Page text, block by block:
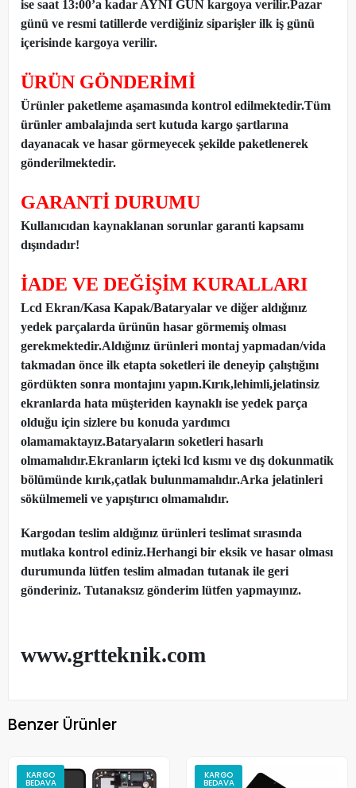
ise saat 13:00’a kadar AYNI GÜN kargoya verilir.Pazar
günü ve resmi tatillerde verdiğiniz siparişler ilk iş günü
içerisinde kargoya verilir.
ÜRÜN GÖNDERİMİ
Ürünler paketleme aşamasında kontrol edilmektedir.Tüm
ürünler ambalajında sert kutuda kargo şartlarına
dayanacak ve hasar görmeyecek şekilde paketlenerek
gönderilmektedir.
GARANTİ DURUMU
Kullanıcıdan kaynaklanan sorunlar garanti kapsamı
dışındadır!
İADE VE DEĞİŞİM KURALLARI
Lcd Ekran/Kasa Kapak/Bataryalar ve diğer aldığınız
yedek parçalarda ürünün hasar görmemiş olması
gerekmektedir.Aldığınız ürünleri montaj yapmadan/vida
takmadan önce ilk etapta soketleri ile deneyip çalıştığını
gördükten sonra montajını yapın.Kırık,lehimli,jelatinsiz
ekranlarda hata müşteriden kaynaklı ise yedek parça
olduğu için sizlere bu konuda yardımcı
olamamaktayız.Bataryaların soketleri hasarlı
olmamalıdır.Ekranların içteki lcd kısmı ve dış dokunmatik
bölümünde kırık,çatlak bulunmamalıdır.Arka jelatinleri
sökülmemeli ve yapıştırıcı olmamalıdır.
Kargodan teslim aldığınız ürünleri teslimat sırasında
mutlaka kontrol ediniz.Herhangi bir eksik ve hasar olması
durumunda lütfen teslim almadan tutanak ile geri
gönderiniz. Tutanaksız gönderim lütfen yapmayınız.
www.grtteknik.com
Benzer Ürünler
KARGO
BEDAVA
KARGO
BEDAVA